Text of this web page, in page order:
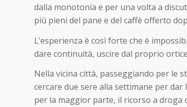
dalla monotonia e per una volta a
più pieni del pane e del caffè offerto
L’esperienza è così forte che è
dare continuità, uscire dal proprio
Nella vicina città, passeggiando per le
cercare due sere alla settimane per
per la maggior parte, il ricorso a droga